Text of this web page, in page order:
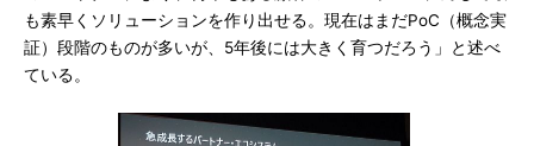
も素早くソリューションを作り出せる。現在はまだPoC（概念実
証）段階のものが多いが、5年後には大きく育つだろう」と述べ
ている。